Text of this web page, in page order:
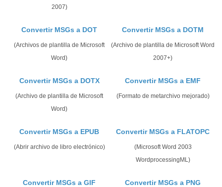
2007)
Convertir MSGs a DOT
(Archivos de plantilla de Microsoft
Word)
Convertir MSGs a DOTM
(Archivo de plantilla de Microsoft Word
2007+)
Convertir MSGs a DOTX
(Archivo de plantilla de Microsoft
Word)
Convertir MSGs a EMF
(Formato de metarchivo mejorado)
Convertir MSGs a EPUB
(Abrir archivo de libro electrónico)
Convertir MSGs a FLATOPC
(Microsoft Word 2003
WordprocessingML)
Convertir MSGs a GIF Convertir MSGs a PNG